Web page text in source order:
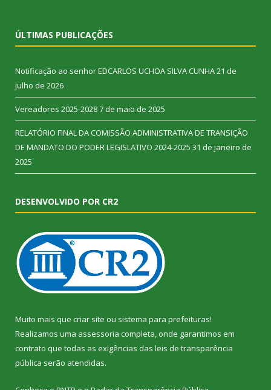
ÚLTIMAS PUBLICAÇÕES
Notificação ao senhor EDCARLOS UCHOA SILVA CUNHA21 de
julho de 2026
Vereadores 2025-20287 de maio de 2025
RELATÓRIO FINAL DA COMISSÃO ADMINISTRATIVA DE TRANSIÇÃO
DE MANDATO DO PODER LEGISLATIVO 2024-2025 31 de janeiro de
2025
DESENVOLVIDO POR CR2
Muito mais que criar site ou sistema para prefeituras!
Realizamos uma assessoria completa, onde garantimos em
contrato que todas as exigências das leis de transparência
pública serão atendidas.